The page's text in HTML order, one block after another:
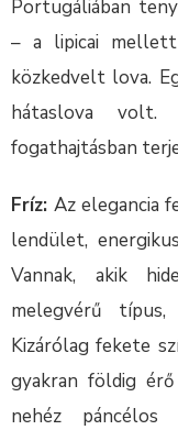
Portugáliában
– a lipicai mellett
közkedvelt lova.
hátaslova volt.
fogathajtásban
Fríz: Az elegancia
lendület,
Vannak, akik
melegvérű
Kizárólag fekete
gyakran földig
nehéz páncélos